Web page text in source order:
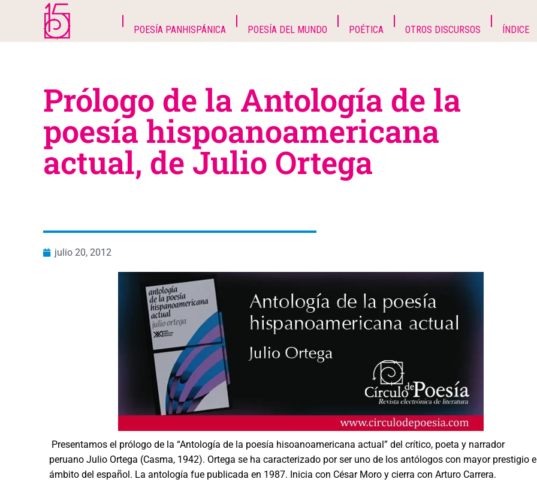
POESÍA PANHISPÁNICA POESÍA DEL MUNDO POÉTICA OTROS DISCURSOS ÍNDICE
Prólogo de la Antología de la
poesía hispoanoamericana
actual, de Julio Ortega
julio 20, 2012
Presentamos el prólogo de la “Antología de la poesía hisoanoamericana actual” del crítico, poeta y narrador
peruano Julio Ortega (Casma, 1942). Ortega se ha caracterizado por ser uno de los antólogos con mayor prestigio
ámbito del español. La antología fue publicada en 1987. Inicia con César Moro y cierra con Arturo Carrera.